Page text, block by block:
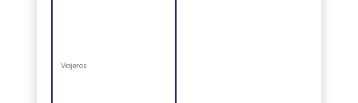
Viajeros